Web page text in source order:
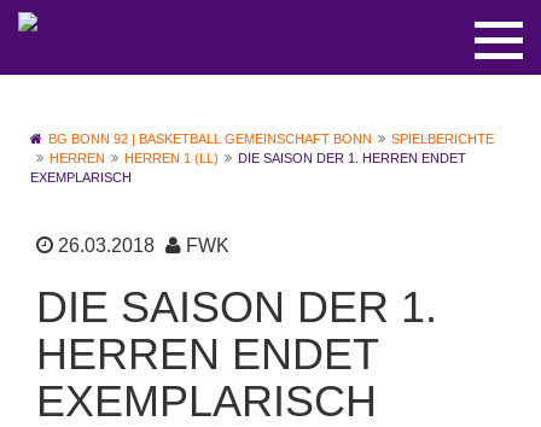
BG BONN 92 | BASKETBALL GEMEINSCHAFT BONN
SPIELBERICHTE
HERREN
HERREN 1 (LL)
DIE SAISON DER 1. HERREN ENDET
EXEMPLARISCH
26.03.2018 FWK
DIE SAISON DER 1.
HERREN ENDET
EXEMPLARISCH